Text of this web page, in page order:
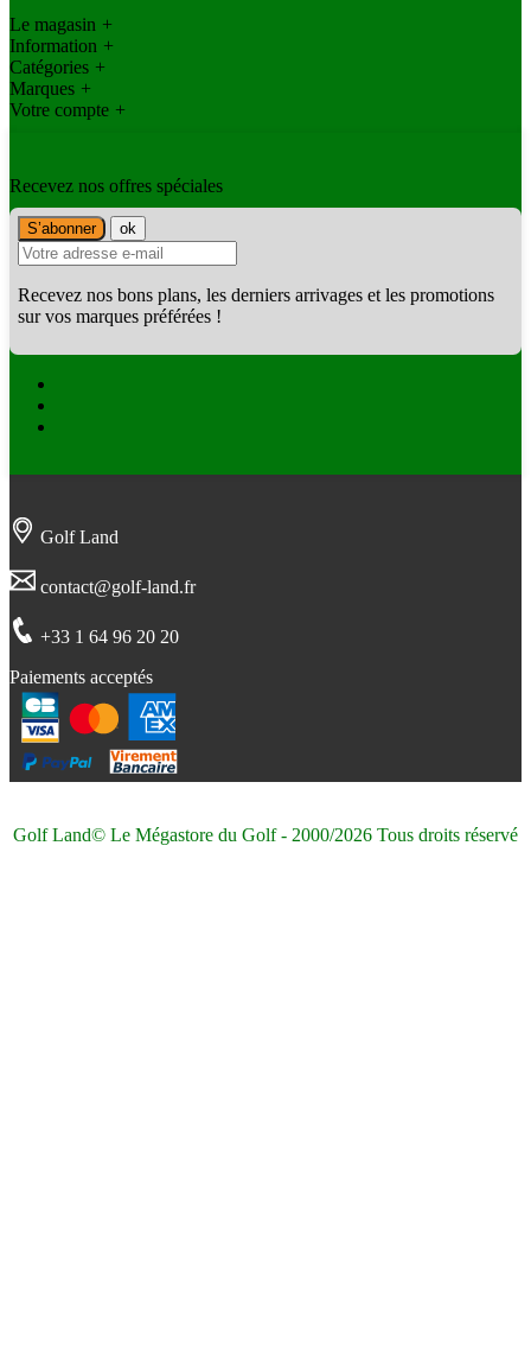
Le magasin +
Information +
Catégories +
Marques +
Votre compte +
Recevez nos offres spéciales
Recevez nos bons plans, les derniers arrivages et les promotions
sur vos marques préférées !
Golf Land
contact@golf-land.fr
+33 1 64 96 20 20
Paiements acceptés
Golf Land© Le Mégastore du Golf - 2000/2026 Tous droits réservé